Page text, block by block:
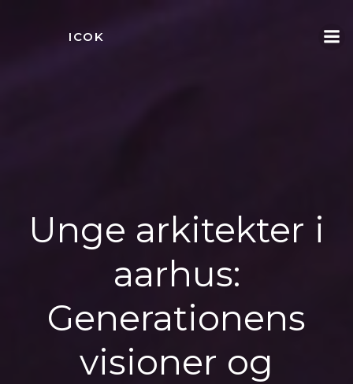
ICOK
Unge arkitekter i
aarhus:
Generationens
visioner og